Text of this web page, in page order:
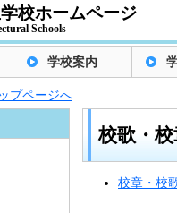
校ホームページ
Schools
学校案内
プページへ
校歌・
校章・校